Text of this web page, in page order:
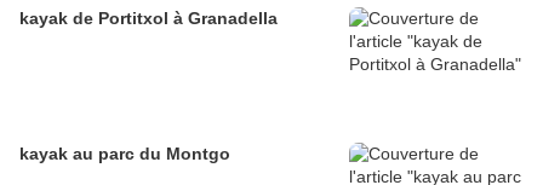
kayak de Portitxol à Granadella
kayak au parc du Montgo